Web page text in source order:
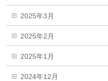
2025年3月
2025年2月
2025年1月
2024年12月